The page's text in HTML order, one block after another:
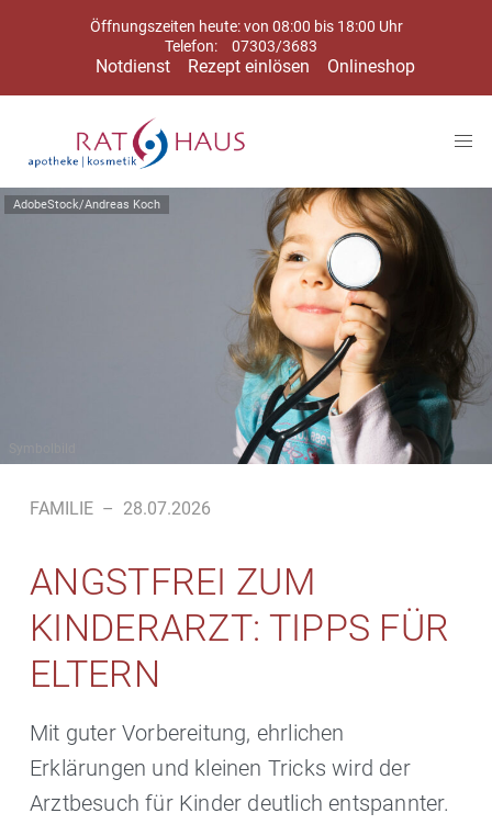
Öffnungszeiten heute: von 08:00 bis 18:00 Uhr
Telefon:
07303/3683
Notdienst Rezept einlösen Onlineshop
AdobeStock/Andreas Koch
FAMILIE – 28.07.2026
ANGSTFREI ZUM
KINDERARZT: TIPPS FÜR
ELTERN
Mit guter Vorbereitung, ehrlichen
Erklärungen und kleinen Tricks wird der
Arztbesuch für Kinder deutlich entspannter.